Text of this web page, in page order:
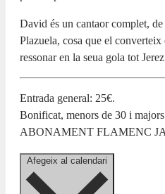
David és un cantaor complet,
Plazuela, cosa que el
ressonar en la seua gola tot
Entrada general: 25€.
Bonificat, menors de 30 i
ABONAMENT FLAMENC